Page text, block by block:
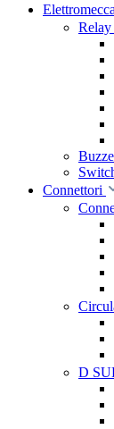
Relay
Connettori
D